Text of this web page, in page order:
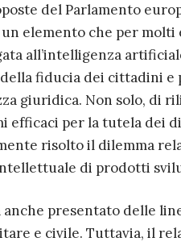
del Parlamento
elemento che per
all’intelligenza
fiducia dei cittadini e
giuridica. Non solo, di
efficaci per la tutela
risolto il dilemma
di prodotti
presentato delle
e civile. Tuttavia, il